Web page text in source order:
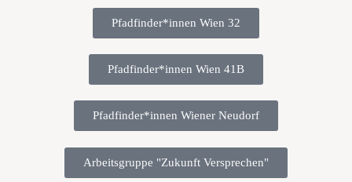
Pfadfinder*innen Wien 32
Pfadfinder*innen Wien 41B
Pfadfinder*innen Wiener Neudorf
Arbeitsgruppe "Zukunft Versprechen"